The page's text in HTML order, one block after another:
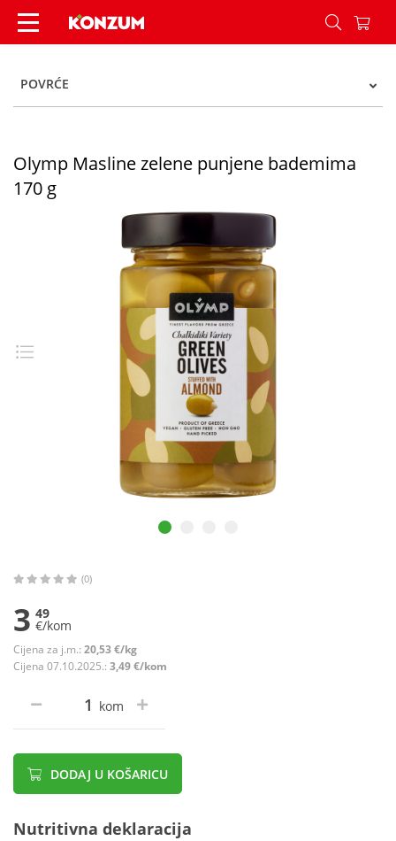
Olymp Masline zelene punjene bademima 170 g
POVRĆE
Olymp Masline zelene punjene bademima
170 g
(0)
3 49
€/kom
Cijena za j.m.: 20,53 €/kg
Cijena 07.10.2025.: 3,49 €/kom
kom
DODAJ U KOŠARICU
Nutritivna deklaracija